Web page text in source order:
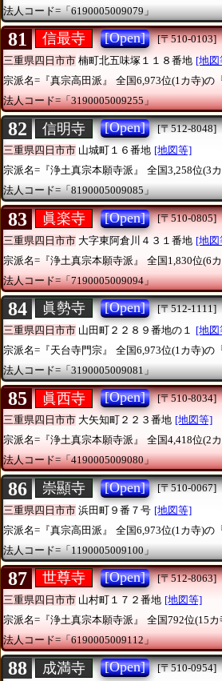
法人コード=「6190005009079」
81 信最寺 [Open]
[〒510-0103]
三重県四日市市 楠町北五味塚１１８番地 [地図
宗派名=『真宗高田派』
全国6,973位(1カ寺)の
法人コード=「3190005009255」
82 信明寺 [Open]
[〒512-8048]
三重県四日市市 山城町１６番地 [地図等]
宗派名=『浄土真宗本願寺派』
全国3,258位(3
法人コード=「8190005009085」
83 眞楽寺 [Open]
[〒510-0805]
三重県四日市市 大字東阿倉川４３１番地 [地図
宗派名=『浄土真宗本願寺派』
全国1,830位(6
法人コード=「7190005009094」
84 眞勢寺 [Open]
[〒512-1111]
三重県四日市市 山田町２２８９番地の１
[地図
宗派名=『天台寺門宗』
全国6,973位(1カ寺)の
法人コード=「3190005009081」
85 眞西寺 [Open]
[〒510-8034]
三重県四日市市 大矢知町２２３番地 [地図等]
宗派名=『浄土真宗本願寺派』
全国4,418位(2
法人コード=「4190005009080」
86 崇顯寺 [Open]
[〒510-0067]
三重県四日市市 浜田町９番７号 [地図等]
宗派名=『真宗高田派』
全国6,973位(1カ寺)の
法人コード=「1190005009100」
87 世尊寺 [Open]
[〒512-8063]
三重県四日市市 山村町１７２番地 [地図等]
宗派名=『浄土真宗本願寺派』
全国792位(15カ
法人コード=「6190005009112」
88 成満寺 [Open]
[〒510-0954]